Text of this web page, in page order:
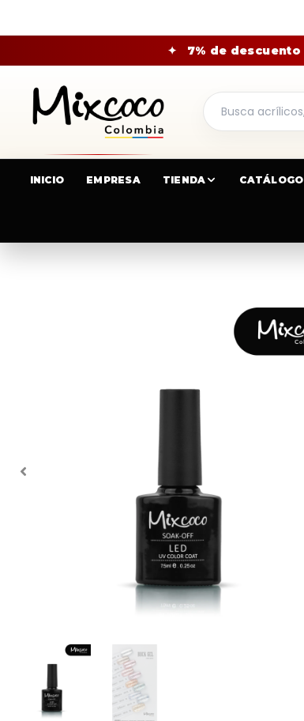
✦ 7% de descuento
INICIO EMPRESA TIENDA CATÁLOGO